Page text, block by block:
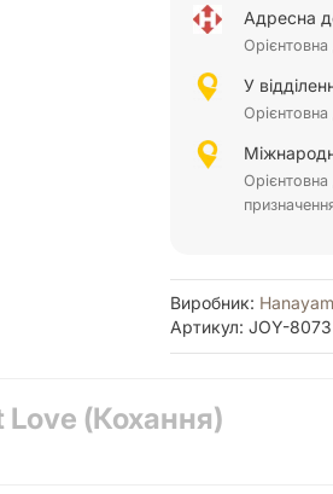
Адресна
У
Виробник:
Артикул: JOY-8073
(Кохання)